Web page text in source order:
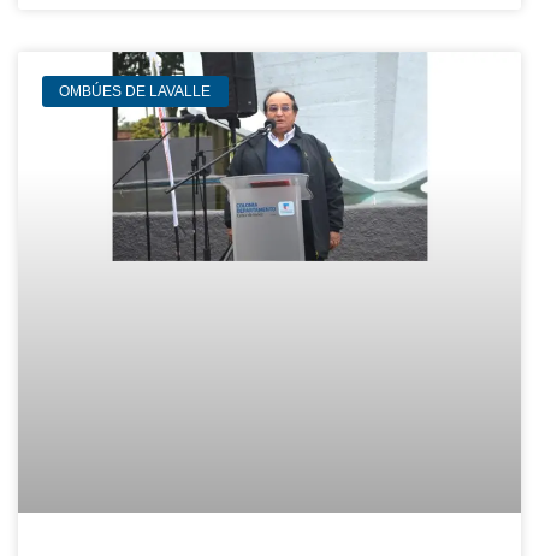
OMBÚES DE LAVALLE